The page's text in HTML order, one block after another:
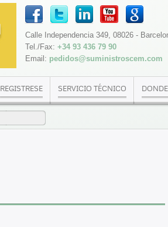
Calle Independencia 349, 08026 -
Tel./Fax: +34 93 436 79 90
Email: pedidos@suministroscem.com
REGISTRESE SERVICIO TÉCNICO